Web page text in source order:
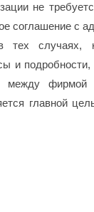
не
соглашение с
тех случаях,
и подробности,
между фирмой
главной